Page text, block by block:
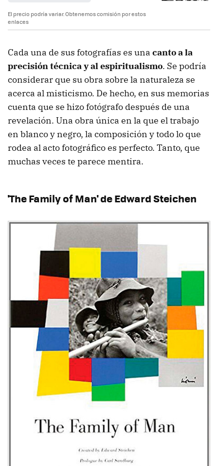
El precio podría variar. Obtenemos comisión por estos
enlaces
Cada una de sus fotografías es una canto a la
precisión técnica y al espiritualismo. Se podría
considerar que su obra sobre la naturaleza se
acerca al misticismo. De hecho, en sus memorias
cuenta que se hizo fotógrafo después de una
revelación. Una obra única en la que el trabajo
en blanco y negro, la composición y todo lo que
rodea al acto fotográfico es perfecto. Tanto, que
muchas veces te parece mentira.
'The Family of Man' de Edward Steichen